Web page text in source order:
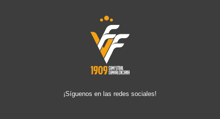
¡Síguenos en las redes sociales!